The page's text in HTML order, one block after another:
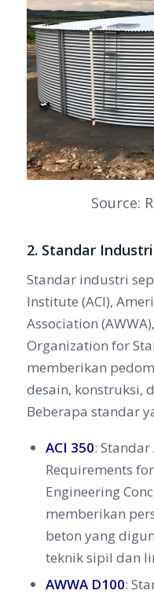
Source:
2. Standar
Standar industri
Institute (ACI),
Association
Organization for
memberikan
desain, konstruksi,
Beberapa standar
ACI 350: Standar
Requirements
Engineering
memberikan
beton yang
teknik sipil dan
AWWA D100: